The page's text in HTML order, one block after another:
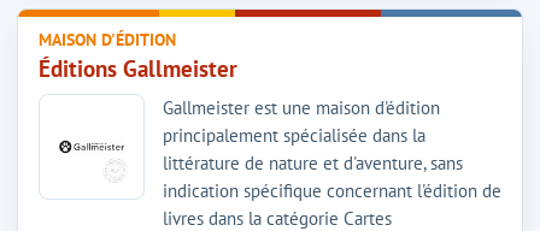
MAISON D'ÉDITION
Éditions Gallmeister
Gallmeister est une maison d'édition
principalement spécialisée dans la
littérature de nature et d'aventure, sans
indication spécifique concernant l'édition de
livres dans la catégorie Cartes